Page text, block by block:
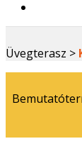
Üvegterasz >